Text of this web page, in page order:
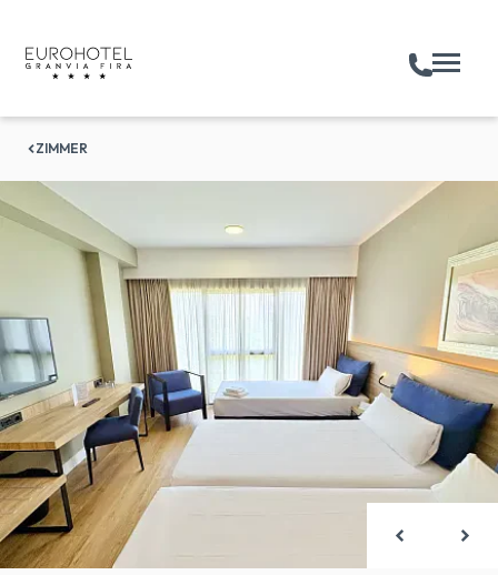
ZIMMER